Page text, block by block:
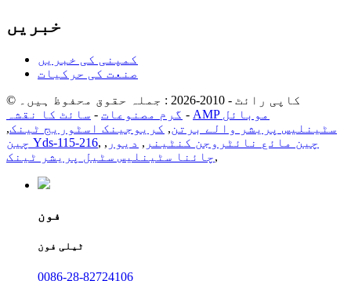
خبریں
کمپنی کی خبریں
صنعت کی حرکیات
© کاپی رائٹ - 2010-2026 : جملہ حقوق محفوظ ہیں۔
گرم مصنوعات - سائٹ کا نقشہ -
AMP موبائل
سٹینلیس پریشر والے برتن, کریوجینک اسٹوریج ٹینک,
چین Yds-115-216, چین مائع نائٹروجن کنٹینر , دیور ,
چائنا سٹینلیس سٹیل پریشر ٹینک,
فون
ٹیلی فون
0086-28-82724106